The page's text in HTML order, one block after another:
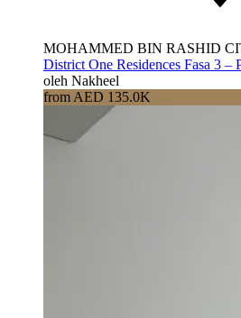
MOHAMMED BIN RASHID
District One Residences Fasa 3
oleh Nakheel
from AED 135.0K